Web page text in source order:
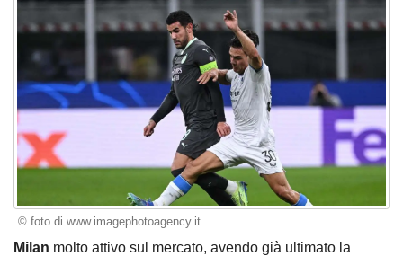
© foto di www.imagephotoagency.it
Milan molto attivo sul mercato, avendo già ultimato la